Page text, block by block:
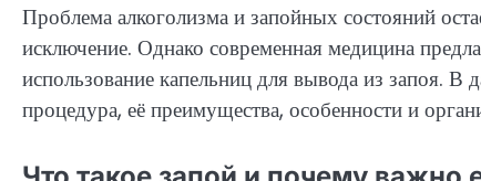
Проблема алкоголизма и запойных состояний
исключение. Однако современная медицина
использование капельниц для вывода из запоя. В
процедура, её преимущества, особенности и